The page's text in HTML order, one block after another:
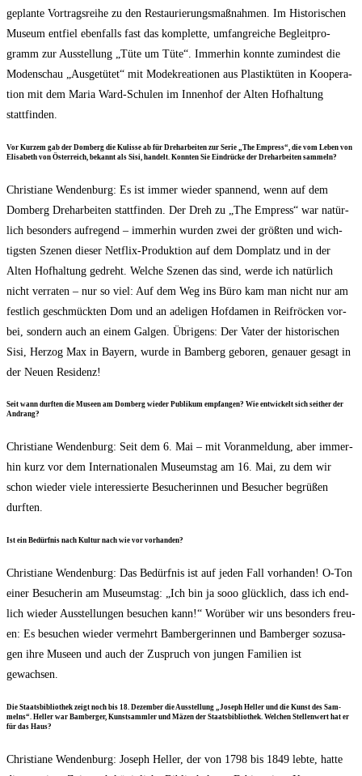
geplan­te Vor­trags­rei­he zu den Restau­rie­rungs­maß­nah­men. Im His­to­ri­schen
Muse­um ent­fiel eben­falls fast das kom­plet­te, umfang­rei­che Begleit­pro­
gramm zur Aus­stel­lung „Tüte um Tüte“. Immer­hin konn­te zumin­dest die
Moden­schau „Aus­ge­tü­tet“ mit Mode­krea­tio­nen aus Plas­tik­tü­ten in Koope­ra­
ti­on mit dem Maria Ward-Schu­len im Innen­hof der Alten Hof­hal­tung
stattfinden.
Vor Kur­zem gab der Dom­berg die Kulis­se ab für Dreh­ar­bei­ten zur Serie „The Empress“, die vom Leben von
Eli­sa­beth von Öster­reich, bekannt als Sisi, han­delt. Konn­ten Sie Ein­drü­cke der Dreh­ar­bei­ten sammeln?
Chris­tia­ne Wen­den­burg: Es ist immer wie­der span­nend, wenn auf dem
Dom­berg Dreh­ar­bei­ten statt­fin­den. Der Dreh zu „The Empress“ war natür­
lich beson­ders auf­re­gend – immer­hin wur­den zwei der größ­ten und wich­
tigs­ten Sze­nen die­ser Net­flix-Pro­duk­ti­on auf dem Dom­platz und in der
Alten Hof­hal­tung gedreht. Wel­che Sze­nen das sind, wer­de ich natür­lich
nicht ver­ra­ten – nur so viel: Auf dem Weg ins Büro kam man nicht nur am
fest­lich geschmück­ten Dom und an ade­li­gen Hof­da­men in Reif­rö­cken vor­
bei, son­dern auch an einem Gal­gen. Übri­gens: Der Vater der his­to­ri­schen
Sisi, Her­zog Max in Bay­ern, wur­de in Bam­berg gebo­ren, genau­er gesagt in
der Neu­en Residenz!
Seit wann durf­ten die Muse­en am Dom­berg wie­der Publi­kum emp­fan­gen? Wie ent­wi­ckelt sich seit­her der
Andrang?
Chris­tia­ne Wen­den­burg: Seit dem 6. Mai – mit Vor­anmel­dung, aber immer­
hin kurz vor dem Inter­na­tio­na­len Muse­ums­tag am 16. Mai, zu dem wir
schon wie­der vie­le inter­es­sier­te Besu­che­rin­nen und Besu­cher begrü­ßen
durften.
Ist ein Bedürf­nis nach Kul­tur nach wie vor vorhanden?
Chris­tia­ne Wen­den­burg: Das Bedürf­nis ist auf jeden Fall vor­han­den! O‑Ton
einer Besu­che­rin am Muse­ums­tag: „Ich bin ja sooo glück­lich, dass ich end­
lich wie­der Aus­stel­lun­gen besu­chen kann!“ Wor­über wir uns beson­ders freu­
en: Es besu­chen wie­der ver­mehrt Bam­ber­ge­rin­nen und Bam­ber­ger sozu­sa­
gen ihre Muse­en und auch der Zuspruch von jun­gen Fami­li­en ist
gewachsen.
Die Staats­bi­blio­thek zeigt noch bis 18. Dezem­ber die Aus­stel­lung „Joseph Hel­ler und die Kunst des Sam­
melns“. Hel­ler war Bam­ber­ger, Kunst­samm­ler und Mäzen der Staats­bi­blio­thek. Wel­chen Stel­len­wert hat er
für das Haus?
Chris­tia­ne Wen­den­burg: Joseph Hel­ler, der von 1798 bis 1849 leb­te, hat­te